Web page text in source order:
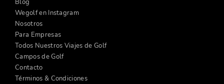
Blog
Wegolf en Instagram
Nosotros
Para Empresas
Todos Nuestros Viajes de Golf
Campos de Golf
Contacto
Términos & Condiciones